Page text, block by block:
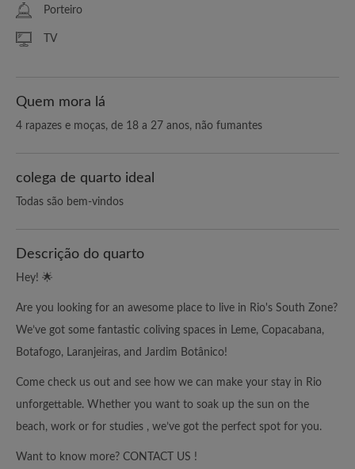
Porteiro
TV
Quem mora lá
4 rapazes e moças, de 18 a 27 anos, não fumantes
colega de quarto ideal
Todas são bem-vindos
Descrição do quarto
Hey! 🌟
Are you looking for an awesome place to live in Rio's South Zone?
We’ve got some fantastic coliving spaces in Leme, Copacabana,
Botafogo, Laranjeiras, and Jardim Botânico!
Come check us out and see how we can make your stay in Rio
unforgettable. Whether you want to soak up the sun on the
beach, work or for studies , we’ve got the perfect spot for you.
Want to know more? CONTACT US !